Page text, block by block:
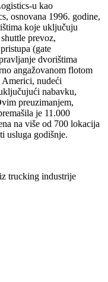
u kao
osnovana 1996. godine,
koje uključuju
prevoz,
(gate
dvorištima
angažovanom flotom
nudeći
nabavku,
preuzimanjem,
je 11.000
na više od 700 lokacija
usluga godišnje.
trucking industrije